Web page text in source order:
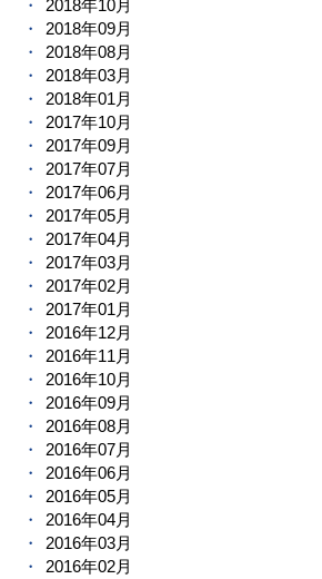
2018年10月
2018年09月
2018年08月
2018年03月
2018年01月
2017年10月
2017年09月
2017年07月
2017年06月
2017年05月
2017年04月
2017年03月
2017年02月
2017年01月
2016年12月
2016年11月
2016年10月
2016年09月
2016年08月
2016年07月
2016年06月
2016年05月
2016年04月
2016年03月
2016年02月